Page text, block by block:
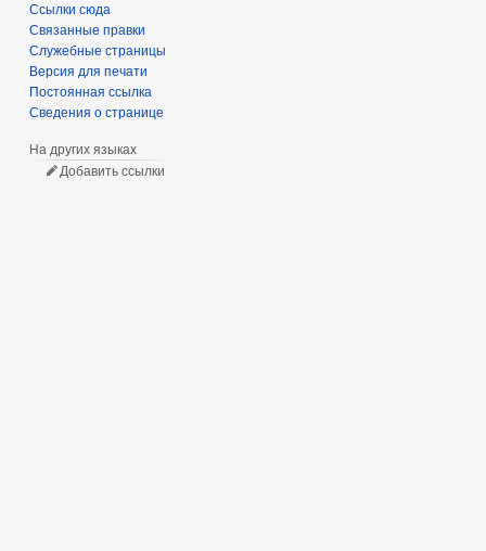
Ссылки сюда
Связанные правки
Служебные страницы
Версия для печати
Постоянная ссылка
Сведения о странице
На других языках
Добавить ссылки